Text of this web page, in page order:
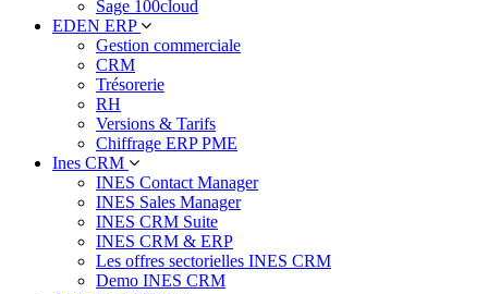
Sage 100cloud
EDEN ERP
Gestion commerciale
CRM
Trésorerie
RH
Versions & Tarifs
Chiffrage ERP PME
Ines CRM
INES Contact Manager
INES Sales Manager
INES CRM Suite
INES CRM & ERP
Les offres sectorielles INES CRM
Demo INES CRM